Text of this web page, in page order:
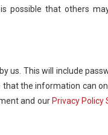
possible that others
us. This will include
the information can
and our Privacy